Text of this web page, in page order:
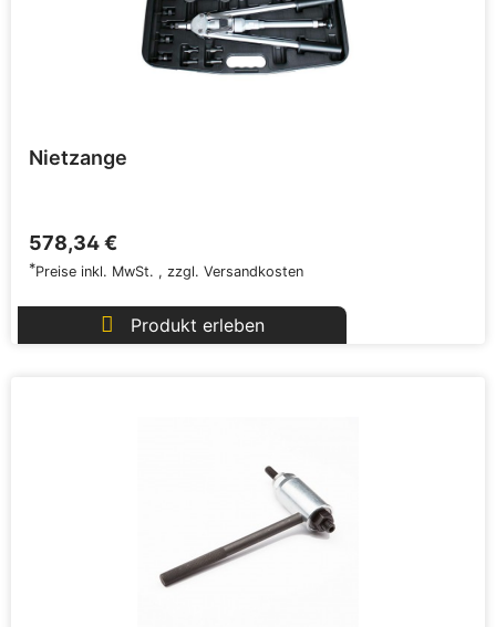
Nietzange
578,34 €
*Preise inkl. MwSt. , zzgl. Versandkosten
Produkt erleben